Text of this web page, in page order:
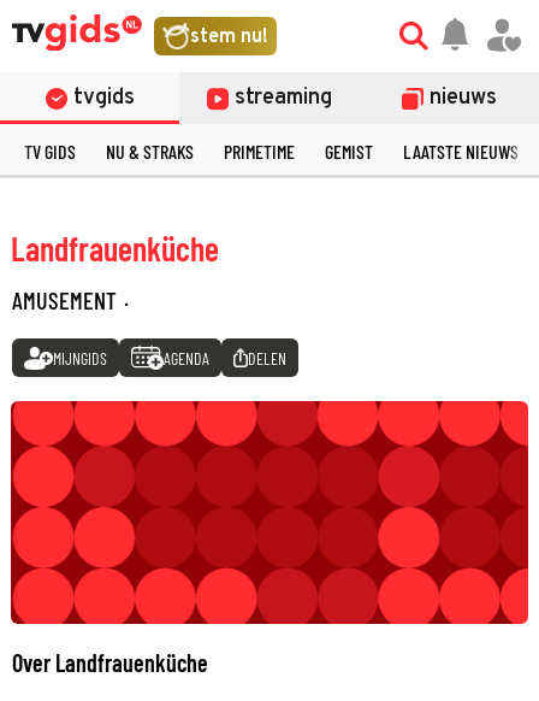
stem nu!
tvgids streaming nieuws
TV GIDS NU & STRAKS PRIMETIME GEMIST LAATSTE NIEUWS
Landfrauenküche
AMUSEMENT ·
MIJNGIDS AGENDA DELEN
Over Landfrauenküche